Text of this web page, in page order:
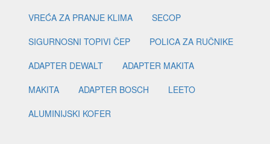
VREĆA ZA PRANJE KLIMA
SECOP
SIGURNOSNI TOPIVI ČEP
POLICA ZA RUČNIKE
ADAPTER DEWALT
ADAPTER MAKITA
MAKITA
ADAPTER BOSCH
LEETO
ALUMINIJSKI KOFER